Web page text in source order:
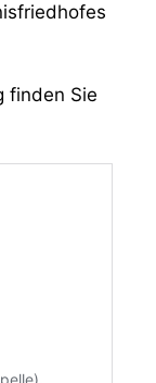
finden Sie